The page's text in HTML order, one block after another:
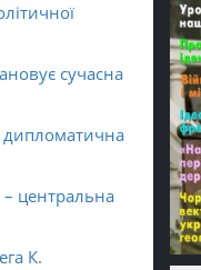
сучасна
дипломатична
центральна
К.